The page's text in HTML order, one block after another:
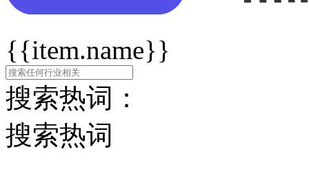
{{item.name}}
搜索热词：
搜索热词